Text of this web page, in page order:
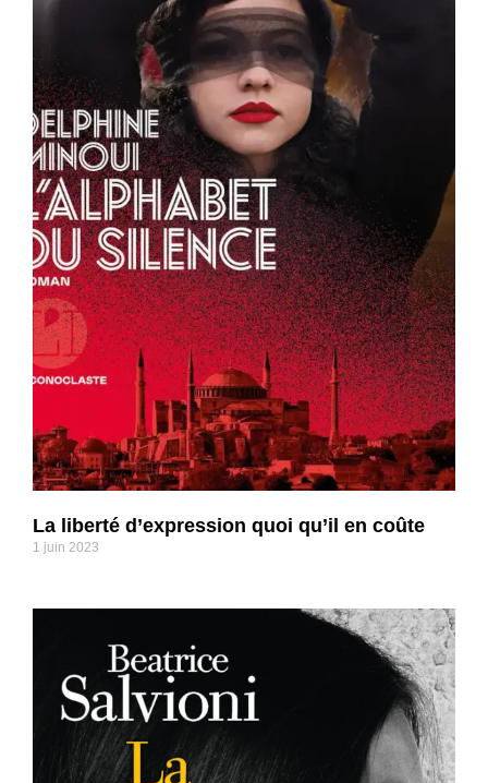
La liberté d’expression quoi qu’il en coûte
1 juin 2023